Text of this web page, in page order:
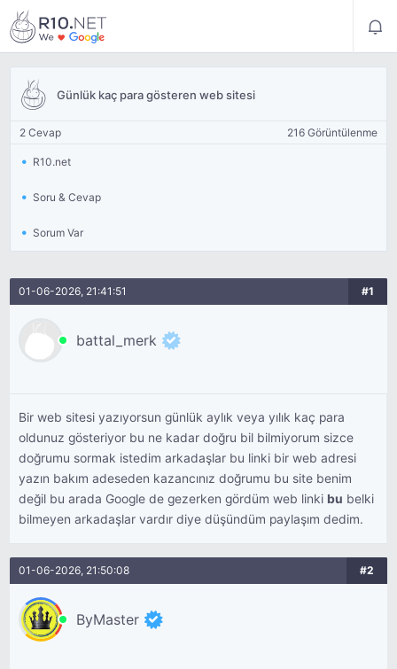
Günlük kaç para gösteren web sitesi
2 Cevap 216 Görüntülenme
R10.net
Soru & Cevap
Sorum Var
01-06-2026, 21:41:51 #1
battal_merk
Bir web sitesi yazıyorsun günlük aylık veya yılık kaç para
oldunuz gösteriyor bu ne kadar doğru bil bilmiyorum sizce
doğrumu sormak istedim arkadaşlar bu linki bir web adresi
yazın bakım adeseden kazancınız doğrumu bu site benim
değil bu arada Google de gezerken gördüm web linki bu belki
bilmeyen arkadaşlar vardır diye düşündüm paylaşım dedim.
01-06-2026, 21:50:08 #2
ByMaster